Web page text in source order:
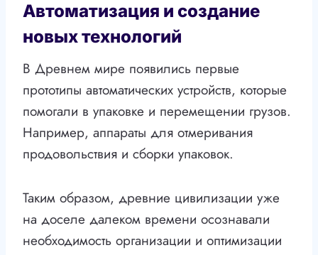
Автоматизация и создание
новых технологий
В Древнем мире появились первые
прототипы автоматических устройств, которые
помогали в упаковке и перемещении грузов.
Например, аппараты для отмеривания
продовольствия и сборки упаковок.
Таким образом, древние цивилизации уже
на доселе далеком времени осознавали
необходимость организации и оптимизации